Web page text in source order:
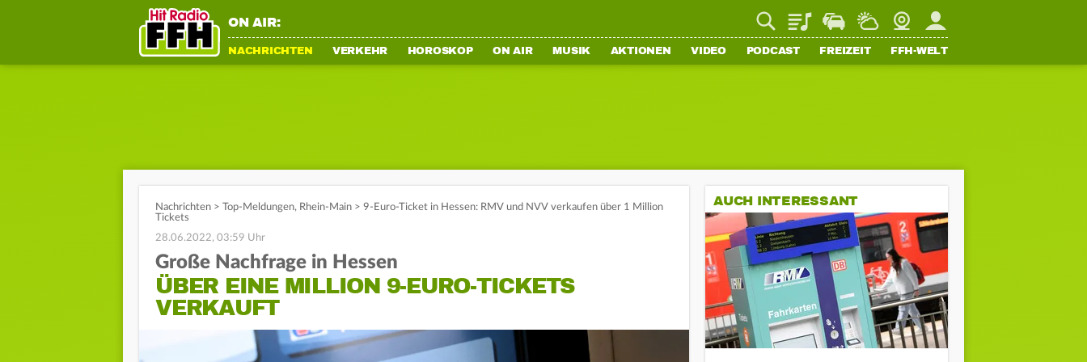
ON AIR: PlaylistStaupilotWetterWebcamMein FFH
NACHRICHTEN VERKEHR HOROSKOP ON AIR MUSIK AKTIONEN VIDEO PODCAST FREIZEIT FFH-WELT
Nachrichten > Top-Meldungen, Rhein-Main > 9-Euro-Ticket in Hessen: RMV und NVV verkaufen über 1 Million
Tickets
28.06.2022, 03:59 Uhr
Große Nachfrage in Hessen
ÜBER EINE MILLION 9-EURO-TICKETS
VERKAUFT
AUCH INTERESSANT